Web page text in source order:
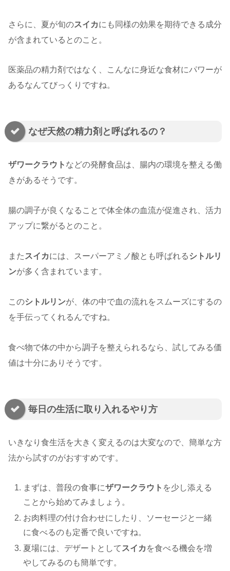
さらに、夏が旬のスイカにも同様の効果を期待できる成分
が含まれているとのこと。
医薬品の精力剤ではなく、こんなに身近な食材にパワーが
あるなんてびっくりですね。
なぜ天然の精力剤と呼ばれるの？
ザワークラウト などの発酵食品は、腸内の環境を整える働
きがあるそうです。
腸の調子が良くなることで体全体の血流が促進され、活力
アップに繋がるとのこと。
また スイカには、スーパーアミノ酸とも呼ばれる シトルリ
ンが多く含まれています。
このシトルリンが、体の中で血の流れをスムーズにするの
を手伝ってくれるんですね。
食べ物で体の中から調子を整えられるなら、試してみる価
値は十分にありそうです。
毎日の生活に取り入れるやり方
いきなり食生活を大きく変えるのは大変なので、簡単な方
法から試すのがおすすめです。
まずは、普段の食事にザワークラウト を少し添える
ことから始めてみましょう。
お肉料理の付け合わせにしたり、ソーセージと一緒
に食べるのも定番で良いですね。
夏場には、デザートとして スイカ を食べる機会を増
やしてみるのも簡単です。